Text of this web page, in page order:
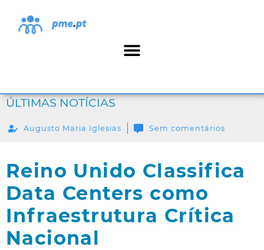
ÚLTIMAS NOTÍCIAS
Augusto Maria Iglesias Sem comentários
Reino Unido Classifica
Data Centers como
Infraestrutura Crítica
Nacional